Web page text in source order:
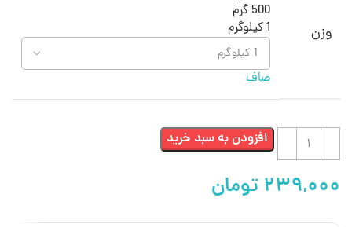
وزن
500 گرم
1 کیلوگرم
صاف
افزودن به سبد خرید